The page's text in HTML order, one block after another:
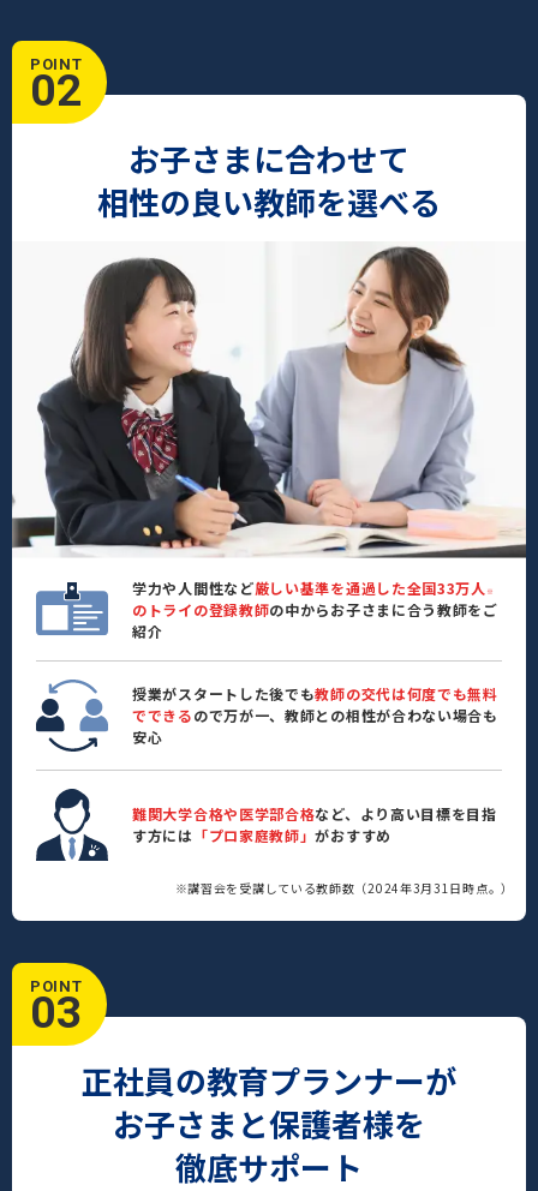
POINT
02
お子さまに合わせて
相性の良い教師を選べる
学力や人間性など厳しい基準を通過した全国33万人 ※
のトライの登録教師の中からお子さまに合う教師をご
紹介
授業がスタートした後でも教師の交代は何度でも無料
でできるので万が一、教師との相性が合わない場合も
安心
難関大学合格や医学部合格など、より高い目標を目指
す方には 「プロ家庭教師」がおすすめ
※講習会を受講している教師数（2024年3月31日時点。）
POINT
03
正社員の教育プランナーが
お子さまと保護者様を
徹底サポート